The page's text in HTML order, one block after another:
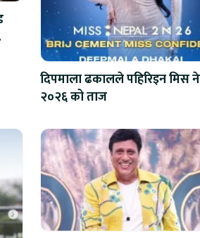
दिपमाला ढकालले पहिरिइन मिस
२०२६ को ताज